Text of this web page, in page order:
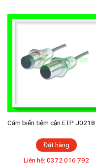
Cảm biến tiệm cận ETP J0218
Đặt hàng
Liên hệ: 0372 016 792